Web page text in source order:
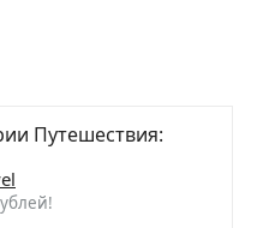
Путешествия: